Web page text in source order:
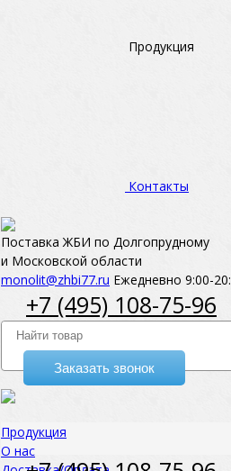
Продукция
Контакты
Поставка ЖБИ по Долгопрудному
и Московской области
monolit@zhbi77.ru Ежедневно 9:00-
+7 (495) 108-75-96
Заказать звонок
Продукция
О нас